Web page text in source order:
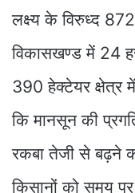
लक्ष्य के विरुध्द
विकासखण्ड में 24
390 हेक्टेयर क्षेत्र
कि मानसून की
रकबा तेजी से बढ़ने
किसानों को समय